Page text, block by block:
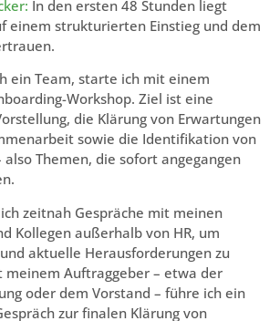
In den ersten 48 Stunden liegt
einem strukturierten Einstieg und dem
ein Team, starte ich mit einem
Workshop. Ziel ist eine
die Klärung von Erwartungen
sowie die Identifikation von
also Themen, die sofort angegangen
zeitnah Gespräche mit meinen
Kollegen außerhalb von HR, um
aktuelle Herausforderungen zu
meinem Auftraggeber – etwa der
oder dem Vorstand – führe ich ein
zur finalen Klärung von